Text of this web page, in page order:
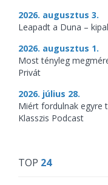
2026. augusztus 3.
Leapadt a Duna –
2026. augusztus 1.
Most tényleg
Privát
2026. július 28.
Miért fordulnak egyre
Klasszis Podcast
TOP 24